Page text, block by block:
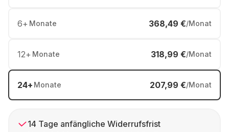
6+ Monate 368,49 €/Monat
12+ Monate 318,99 €/Monat
24+ Monate 207,99 €/Monat
14 Tage anfängliche Widerrufsfrist